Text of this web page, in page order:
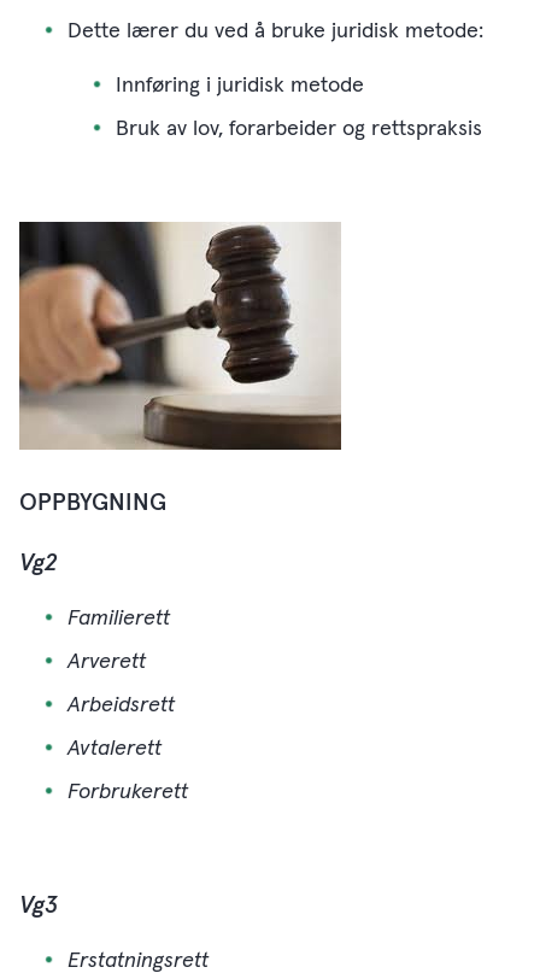
Dette lærer du ved å bruke juridisk metode:​
Innføring i juridisk metode​
Bruk av lov, forarbeider og rettspraksis​
OPPBYGNING
Vg2
Familierett
Arverett
Arbeidsrett
Avtalerett
Forbrukerett
Vg3
Erstatningsrett